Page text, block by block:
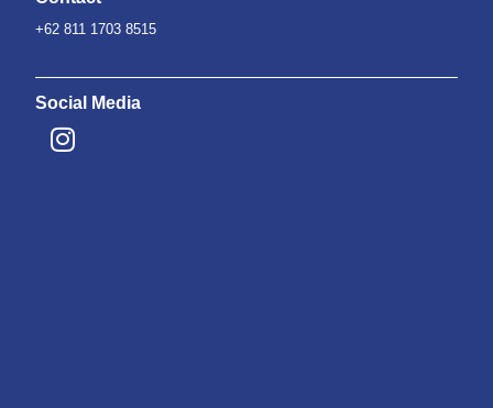
+62 811 1703 8515
Social Media